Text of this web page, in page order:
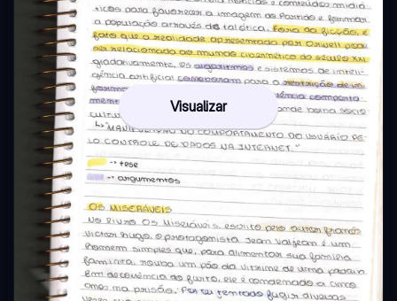
Visualizar